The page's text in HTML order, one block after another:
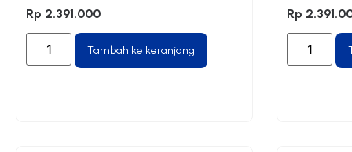
Rp 2.391.000
Tambah ke keranjang
Rp